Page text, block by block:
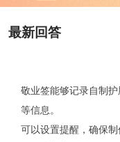
最新回答
敬业签能够记录自制
等信息。
可以设置提醒，确保